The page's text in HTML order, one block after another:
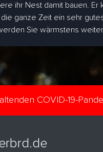
ihr Nest damit bauen. Er
ganze Zeit ein sehr
Sie wärmstens
COVID-19-